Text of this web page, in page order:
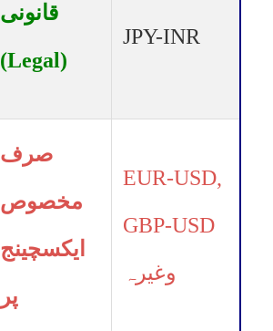
JPY-INR
قانونی
(Legal)
EUR-USD,
GBP-USD
وغیرہ
صرف
مخصوص
ایکسچینج
پر